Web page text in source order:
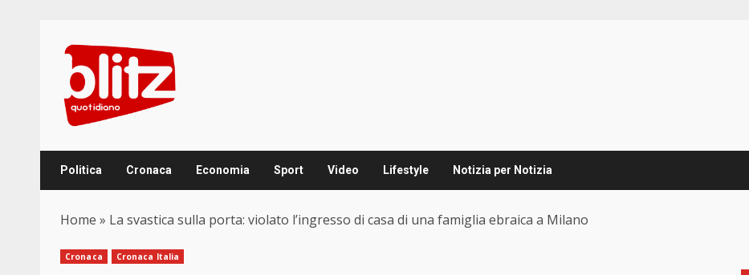
content
Politica Cronaca Economia Sport Video Lifestyle Notizia per Notizia
Home » La svastica sulla porta: violato l’ingresso di casa di una famiglia ebraica a Milano
Cronaca Cronaca Italia